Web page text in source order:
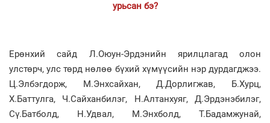
урьсан бэ?
Ерөнхий сайд Л.Оюун-Эрдэнийн ярилцлагад олон
улстөрч, улс төрд нөлөө бүхий хүмүүсийн нэр дурдагджээ.
Ц.Элбэгдорж, М.Энхсайхан, Д.Дорлигжав, Б.Хурц,
Х.Баттулга, Ч.Сайханбилэг, Н.Алтанхуяг, Д.Эрдэнэбилэг,
Сү.Батболд, Н.Удвал, М.Энхболд, Т.Бадамжунай,